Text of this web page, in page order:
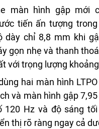
màn hình gập mới
tiến ấn tượng
dày chỉ 8,8 mm khi
gọn nhẹ và thanh
với trọng lượng
hai màn hình LTPO
và màn hình gập
120 Hz và độ sáng
thị rõ ràng ngay cả